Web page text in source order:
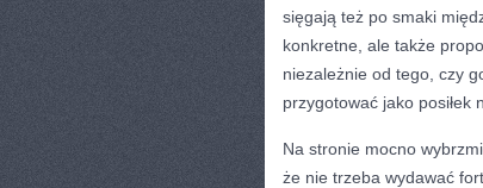
sięgają też po smaki
konkretne, ale także
niezależnie od tego, czy
przygotować jako posiłek
Na stronie mocno
że nie trzeba wydawać